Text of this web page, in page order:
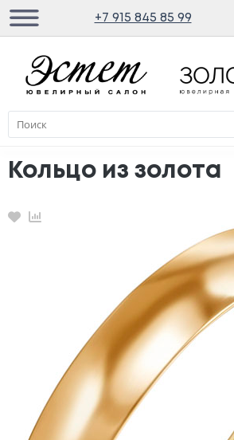
+7 915 845 85 99
Кольцо из золота
Избранное
Сравнение